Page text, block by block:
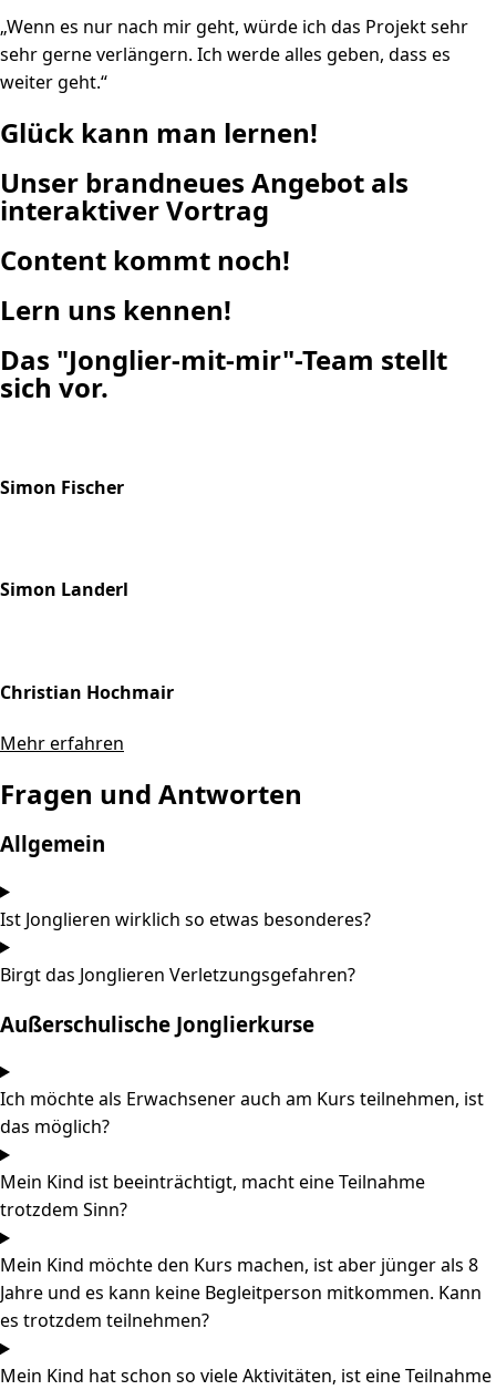
„Wenn es nur nach mir geht, würde ich das Projekt sehr
sehr gerne verlängern. Ich werde alles geben, dass es
weiter geht.“
Glück kann man lernen!
Unser brandneues Angebot als
interaktiver Vortrag
Content kommt noch!
Lern uns kennen!
Das "Jonglier-mit-mir"-Team stellt
sich vor.
Simon Fischer
Simon Landerl
Christian Hochmair
Mehr erfahren
Fragen und Antworten
Allgemein
Ist Jonglieren wirklich so etwas besonderes?
Birgt das Jonglieren Verletzungsgefahren?
Außerschulische Jonglierkurse
Ich möchte als Erwachsener auch am Kurs teilnehmen, ist
das möglich?
Mein Kind ist beeinträchtigt, macht eine Teilnahme
trotzdem Sinn?
Mein Kind möchte den Kurs machen, ist aber jünger als 8
Jahre und es kann keine Begleitperson mitkommen. Kann
es trotzdem teilnehmen?
Mein Kind hat schon so viele Aktivitäten, ist eine Teilnahme